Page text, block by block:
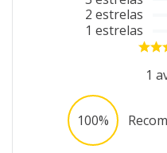
2 estrelas
1 estrelas
1
100%